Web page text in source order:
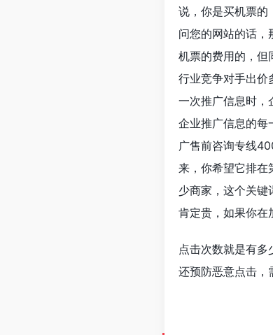
说，你是买机票的
问您的网站的话
机票的费用的，但
行业竞争对手出价
一次推广信息时，
企业推广信息的每
广售前咨询专线
来，你希望它排在
少商家，这个关键
肯定贵，如果你在
点击次数就是有
还预防恶意点击，